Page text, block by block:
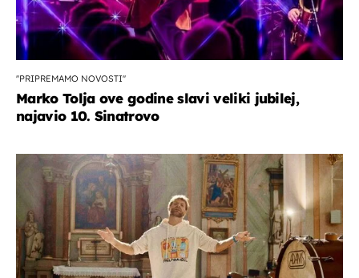
''PRIPREMAMO NOVOSTI''
Marko Tolja ove godine slavi veliki jubilej,
najavio 10. Sinatrovo